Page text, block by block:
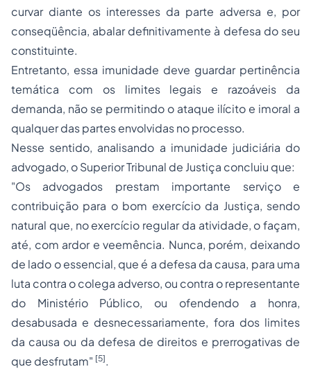
curvar diante os interesses da parte adversa e, por
conseqüência, abalar definitivamente à defesa do seu
constituinte.
Entretanto, essa imunidade deve guardar pertinência
temática com os limites legais e razoáveis da
demanda, não se permitindo o ataque ilícito e imoral a
qualquer das partes envolvidas no processo.
Nesse sentido, analisando a imunidade judiciária do
advogado, o Superior Tribunal de Justiça concluiu que:
"Os advogados prestam importante serviço e
contribuição para o bom exercício da Justiça, sendo
natural que, no exercício regular da atividade, o façam,
até, com ardor e veemência. Nunca, porém, deixando
de lado o essencial, que é a defesa da causa, para uma
luta contra o colega adverso, ou contra o representante
do Ministério Público, ou ofendendo a honra,
desabusada e desnecessariamente, fora dos limites
da causa ou da defesa de direitos e prerrogativas de
que desfrutam" [5].